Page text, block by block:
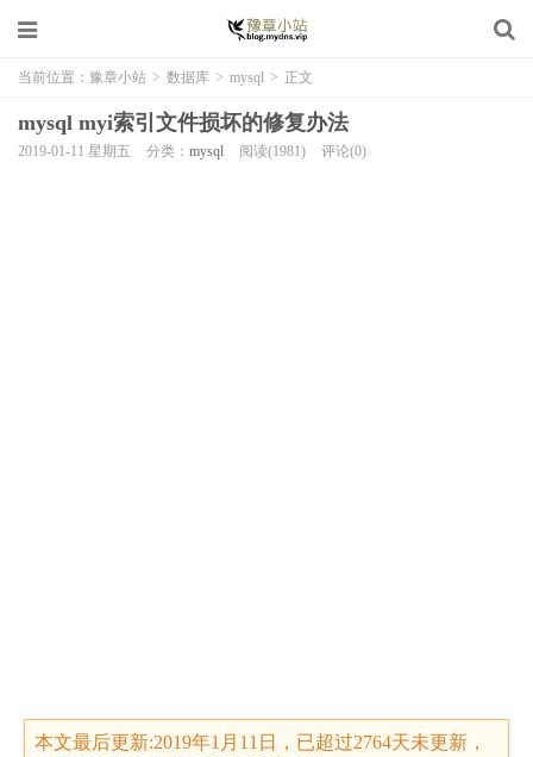
当前位置： 豫章小站 > 数据库 > mysql > 正文
mysql myi索引文件损坏的修复办法
2019-01-11 星期五 分类： mysql 阅读(1981) 评论(0)
本文最后更新:2019年1月11日，已超过2764天未更新，